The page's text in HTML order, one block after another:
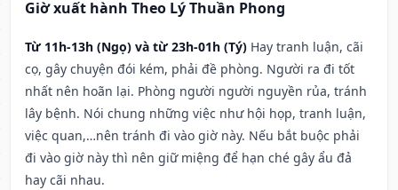
Giờ xuất hành Theo Lý Thuần Phong
Từ 11h-13h (Ngọ) và từ 23h-01h (Tý) Hay tranh luận, cãi
cọ, gây chuyện đói kém, phải đề phòng. Người ra đi tốt
nhất nên hoãn lại. Phòng người người nguyền rủa, tránh
lây bệnh. Nói chung những việc như hội họp, tranh luận,
việc quan,…nên tránh đi vào giờ này. Nếu bắt buộc phải
đi vào giờ này thì nên giữ miệng để hạn ché gây ẩu đả
hay cãi nhau.